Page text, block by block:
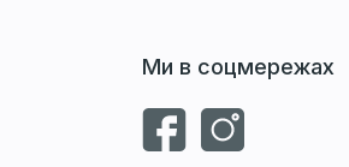
Ми в соцмережах